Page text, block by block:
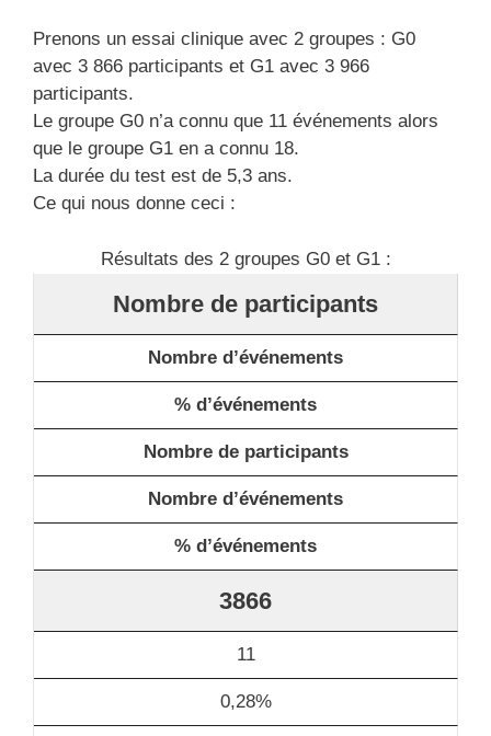
Prenons un essai clinique avec 2 groupes : G0
avec 3 866 participants et G1 avec 3 966
participants.
Le groupe G0 n’a connu que 11 événements alors
que le groupe G1 en a connu 18.
La durée du test est de 5,3 ans.
Ce qui nous donne ceci :
Résultats des 2 groupes G0 et G1 :
Nombre de participants
Nombre d’événements
% d’événements
Nombre de participants
Nombre d’événements
% d’événements
3866
11
0,28%